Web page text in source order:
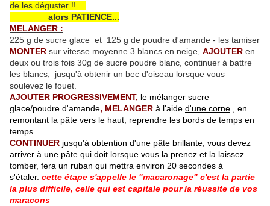
de les déguster !!...
alors PATIENCE...
MELANGER :
225 g de sucre glace et 125 g de poudre d'amande - les tamiser
MONTER sur vitesse moyenne 3 blancs en neige, AJOUTER en
deux ou trois fois 30g de sucre poudre blanc, continuer à battre
les blancs, jusqu'à obtenir un bec d'oiseau lorsque vous
soulevez le fouet.
AJOUTER PROGRESSIVEMENT, le mélanger sucre
glace/poudre d'amande, MELANGER à l'aide d'une corne , en
remontant la pâte vers le haut, reprendre les bords de temps en
temps.
CONTINUER jusqu'à obtention d'une pâte brillante, vous devez
arriver à une pâte qui doit lorsque vous la prenez et la laissez
tomber, fera un ruban qui mettra environ 20 secondes à
s'étaler. cette étape s'appelle le "macaronage" c'est la partie
la plus difficile, celle qui est capitale pour la réussite de vos
maracons